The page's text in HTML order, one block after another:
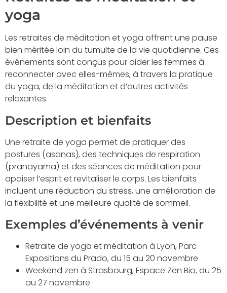
yoga
Les retraites de méditation et yoga offrent une pause
bien méritée loin du tumulte de la vie quotidienne. Ces
événements sont conçus pour aider les femmes à
reconnecter avec elles-mêmes, à travers la pratique
du yoga, de la méditation et d’autres activités
relaxantes.
Description et bienfaits
Une retraite de yoga permet de pratiquer des
postures (asanas), des techniques de respiration
(pranayama) et des séances de méditation pour
apaiser l’esprit et revitaliser le corps. Les bienfaits
incluent une réduction du stress, une amélioration de
la flexibilité et une meilleure qualité de sommeil.
Exemples d’événements à venir
Retraite de yoga et méditation à Lyon, Parc
Expositions du Prado, du 15 au 20 novembre
Weekend zen à Strasbourg, Espace Zen Bio, du 25
au 27 novembre